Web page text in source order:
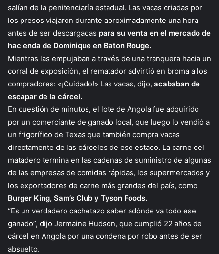
salían de la penitenciaría estadual. Las vacas criadas por
los presos viajaron durante aproximadamente una hora
antes de ser descargadas para su venta en el mercado de
hacienda de Dominique en Baton Rouge.
Mientras las empujaban a través de una tranquera hacia un
corral de exposición, el rematador advirtió en broma a los
compradores: «¡Cuidado!» Las vacas, dijo, acababan de
escapar de la cárcel.
En cuestión de minutos, el lote de Angola fue adquirido
por un comerciante de ganado local, que luego lo vendió a
un frigorífico de Texas que también compra vacas
directamente de las cárceles de ese estado. La carne del
matadero termina en las cadenas de suministro de algunas
de las empresas de comidas rápidas, los supermercados y
los exportadores de carne más grandes del país, como
Burger King, Sam’s Club y Tyson Foods.
“Es un verdadero cachetazo saber adónde va todo ese
ganado”, dijo Jermaine Hudson, que cumplió 22 años de
cárcel en Angola por una condena por robo antes de ser
absuelto.